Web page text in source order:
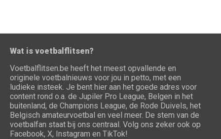
Wat is voetbalflitsen?
Voetbalflitsen.be heeft het meest opvallende en
originele voetbalnieuws voor jou in petto, met een
ludieke insteek. Je bent hier aan het goede adres voor
content rond o.a. de Jupiler Pro League, Belgen in het
buitenland, de Champions League, de Rode Duivels, het
Belgisch amateurvoetbal en veel meer. De stem van de
voetbalfan staat bij ons centraal. Volg ons zeker ook op
Facebook, X, Instagram en TikTok!